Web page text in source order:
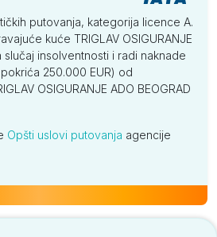
putovanja, kategorija licence A.
kuće TRIGLAV OSIGURANJE
slučaj insolventnosti i radi naknade
250.000 EUR) od
OSIGURANJE ADO BEOGRAD
Opšti uslovi putovanja agencije